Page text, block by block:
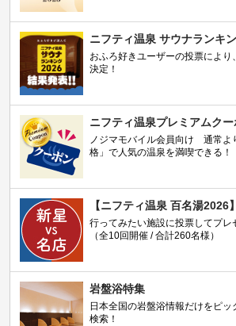
ニフティ温泉 サウナランキ
おふろ好きユーザーの投票によ
決定！
ニフティ温泉プレミアムク
ノジマモバイル会員向け 通常よ
格」で人気の温泉を満喫できる！
【ニフティ温泉 百名湯2026】
行ってみたい施設に投票してプレ
（全10回開催 / 合計260名様）
岩盤浴特集
日本全国の岩盤浴情報だけをピッ
検索！